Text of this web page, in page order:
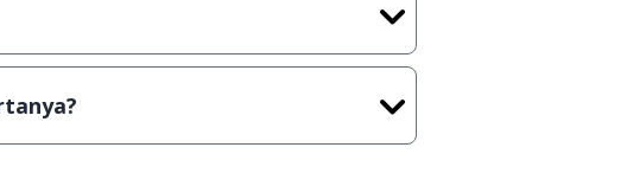
masih melakukan upload-download
kamu keinfo@jalantikus.com